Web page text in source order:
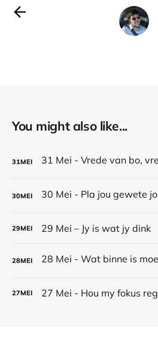
You might also like...
31MEI
30MEI
29MEI 29 Mei – Jy is wat jy dink
28MEI
27MEI 27 Mei - Hou my fokus reg